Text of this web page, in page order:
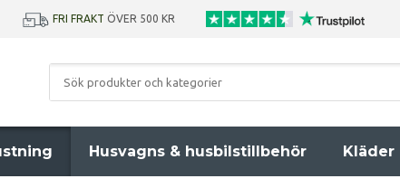
FRI FRAKT ÖVER 500 KR
Husvagns & husbilstillbehör Kläder